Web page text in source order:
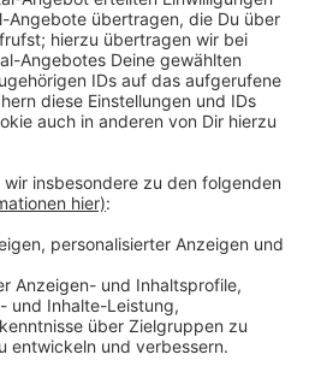
Im unmittelbaren
einmal gar nichts. Autos
weiterhin auf verengten
vorbeifahren. Wer mit dem
anfährt, sollte aber
sehr wahrscheinlich zu
kommen.
aber zum Anlass nehmen ,
mehrere Strecken zu